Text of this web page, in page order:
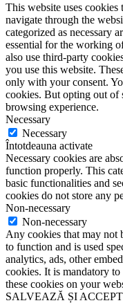
This website uses
navigate through the
categorized as necessary
essential for the working
also use third-party
you use this website.
only with your consent.
cookies. But opting out of
browsing experience.
Necessary
Necessary
Întotdeauna activate
Necessary cookies are
function properly. This
basic functionalities and
cookies do not store any
Non-necessary
Non-necessary
Any cookies that may not
to function and is used
analytics, ads, other
cookies. It is mandatory
these cookies on your
SALVEAZĂ ȘI